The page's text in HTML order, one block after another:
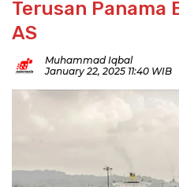
Terusan Panama
AS
Muhammad Iqbal
January 22, 2025 11:40 WIB